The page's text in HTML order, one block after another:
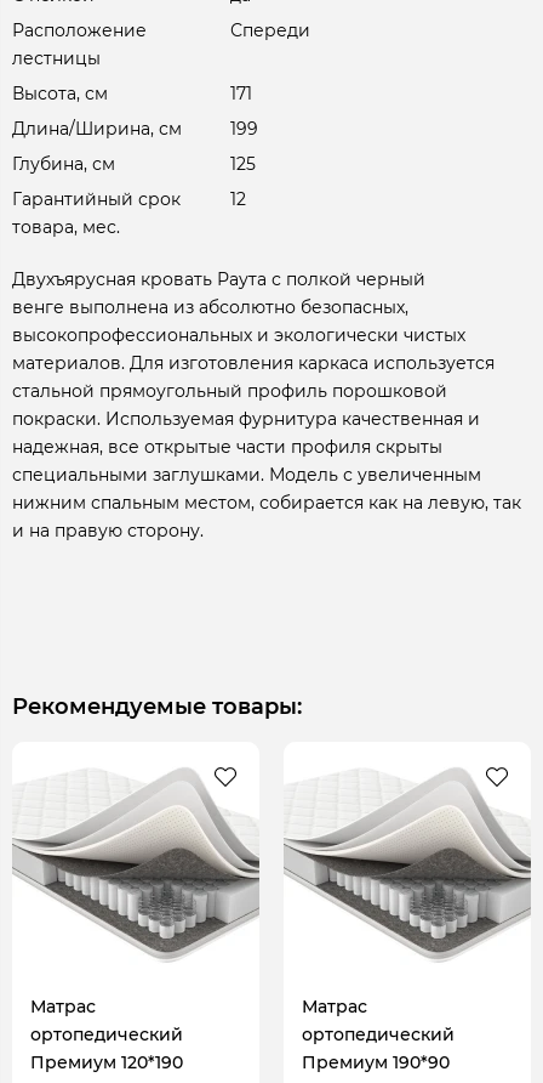
Расположение
лестницы
Спереди
Высота, см
171
Длина/Ширина, см
199
Глубина, см
125
Гарантийный срок
товара, мес.
12
Двухъярусная кровать Раута с полкой черный
венге выполнена из абсолютно безопасных,
высокопрофессиональных и экологически чистых
материалов. Для изготовления каркаса используется
стальной прямоугольный профиль порошковой
покраски. Используемая фурнитура качественная и
надежная, все открытые части профиля скрыты
специальными заглушками. Модель с увеличенным
нижним спальным местом, собирается как на левую, так
и на правую сторону.
Рекомендуемые товары:
Матрас
ортопедический
Премиум 120*190
Матрас
ортопедический
Премиум 190*90